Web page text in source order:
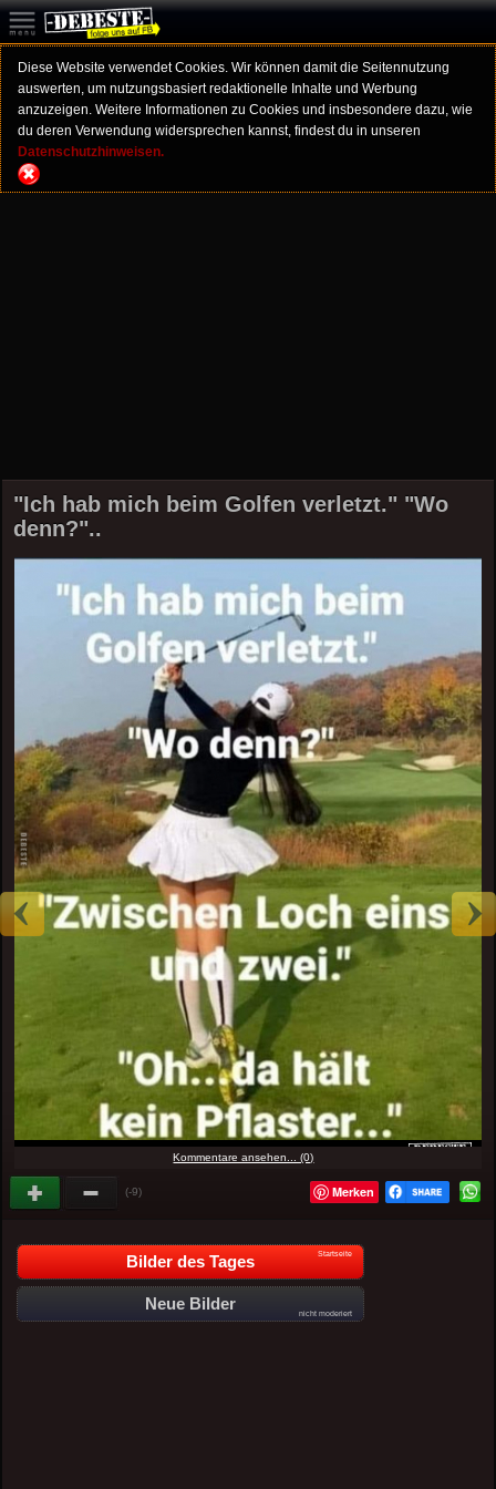
Diese Website verwendet Cookies. Wir können damit die Seitennutzung
auswerten, um nutzungsbasiert redaktionelle Inhalte und Werbung
anzuzeigen. Weitere Informationen zu Cookies und insbesondere dazu, wie
du deren Verwendung widersprechen kannst, findest du in unseren
Datenschutzhinweisen.
"Ich hab mich beim Golfen verletzt." "Wo
denn?"..
Kommentare ansehen... (0)
(-9) Merken
Bilder des Tages Startseite
Neue Bilder
nicht moderiert